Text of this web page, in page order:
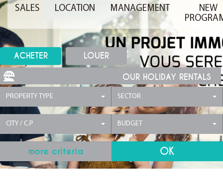
SALES LOCATION MANAGEMENT
NEW
ACHETER LOUER
OUR HOLIDAY RENTALS
PROPERTY TYPE SECTOR
CITY / C.P BUDGET
more criteria